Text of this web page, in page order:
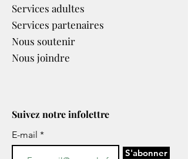
Services adultes
Services partenaires​
Nous soutenir
Nous joindre
Suivez notre infolettre
E-mail
S'abonner